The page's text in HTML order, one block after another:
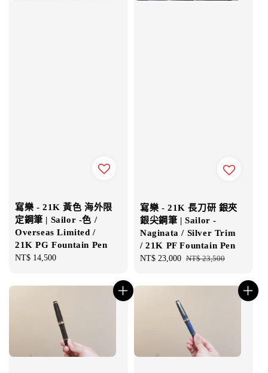
寫樂 - 21K 黃色 海外限
定鋼筆 | Sailor -色 /
Overseas Limited /
21K PG Fountain Pen
Regular
NT$ 14,500
寫樂 - 21K 長刀研 銀夾
銀尖鋼筆 | Sailor -
Naginata / Silver Trim
/ 21K PF Fountain Pen
Sale
NT$ 23,000 Regular
NT$ 23,500